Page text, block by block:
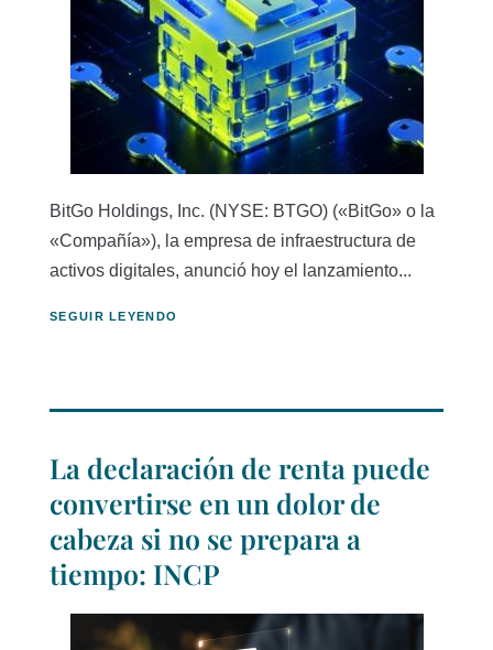
BitGo Holdings, Inc. (NYSE: BTGO) («BitGo» o la
«Compañía»), la empresa de infraestructura de
activos digitales, anunció hoy el lanzamiento...
SEGUIR LEYENDO
La declaración de renta puede
convertirse en un dolor de
cabeza si no se prepara a
tiempo: INCP